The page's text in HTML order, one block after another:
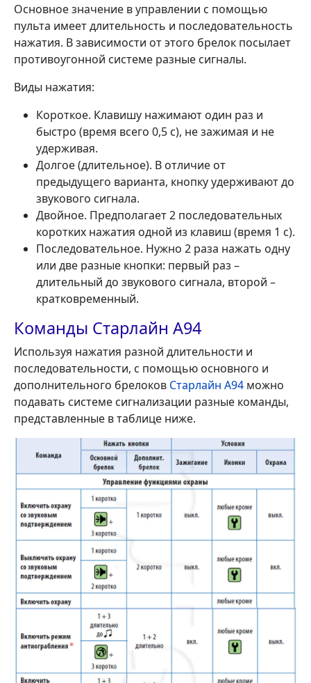
Основное значение в управлении с помощью
пульта имеет длительность и последовательность
нажатия. В зависимости от этого брелок посылает
противоугонной системе разные сигналы.
Виды нажатия:
Короткое. Клавишу нажимают один раз и
быстро (время всего 0,5 с), не зажимая и не
удерживая.
Долгое (длительное). В отличие от
предыдущего варианта, кнопку удерживают до
звукового сигнала.
Двойное. Предполагает 2 последовательных
коротких нажатия одной из клавиш (время 1 с).
Последовательное. Нужно 2 раза нажать одну
или две разные кнопки: первый раз –
длительный до звукового сигнала, второй –
кратковременный.
Команды Старлайн А94
Используя нажатия разной длительности и
последовательности, с помощью основного и
дополнительного брелоков Старлайн А94 можно
подавать системе сигнализации разные команды,
представленные в таблице ниже.